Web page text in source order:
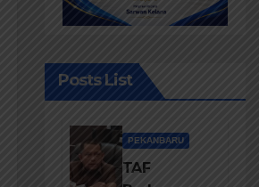
Posts List
PEKANBARU
TAF